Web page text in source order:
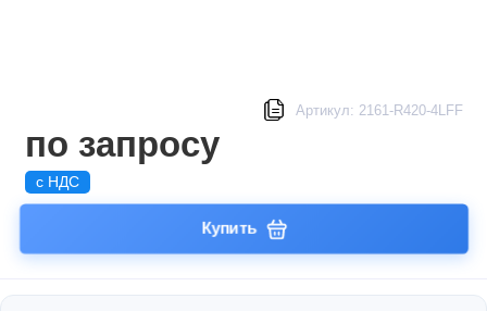
Артикул: 2161-R420-4LFF
по запросу
с НДС
Купить